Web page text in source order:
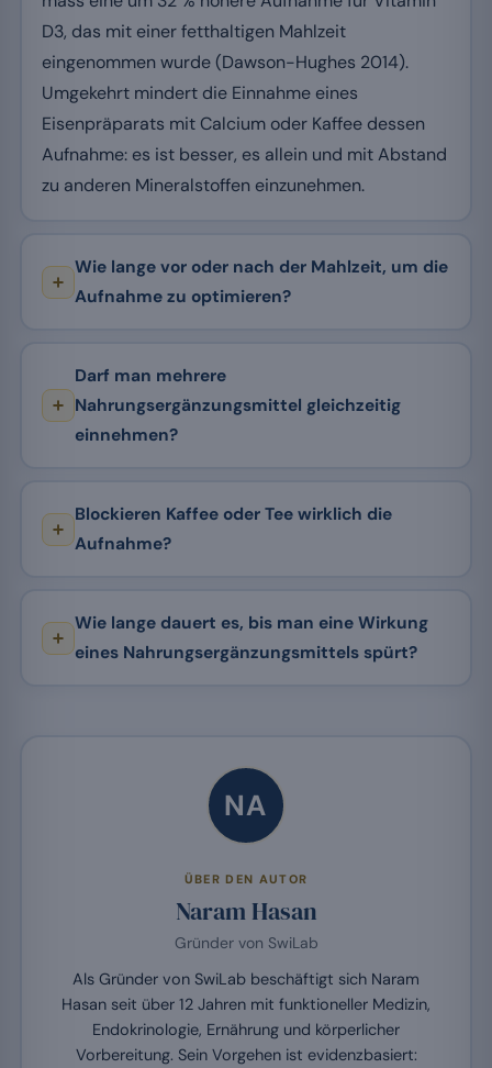
D3, das mit einer fetthaltigen Mahlzeit
eingenommen wurde (Dawson-Hughes 2014).
Umgekehrt mindert die Einnahme eines
Eisenpräparats mit Calcium oder Kaffee dessen
Aufnahme: es ist besser, es allein und mit Abstand
zu anderen Mineralstoffen einzunehmen.
Wie lange vor oder nach der Mahlzeit, um die
Aufnahme zu optimieren?
Darf man mehrere
Nahrungsergänzungsmittel gleichzeitig
einnehmen?
Blockieren Kaffee oder Tee wirklich die
Aufnahme?
Wie lange dauert es, bis man eine Wirkung
eines Nahrungsergänzungsmittels spürt?
NA
ÜBER DEN AUTOR
Naram Hasan
Gründer von SwiLab
Als Gründer von SwiLab beschäftigt sich Naram
Hasan seit über 12 Jahren mit funktioneller Medizin,
Endokrinologie, Ernährung und körperlicher
Vorbereitung. Sein Vorgehen ist evidenzbasiert: